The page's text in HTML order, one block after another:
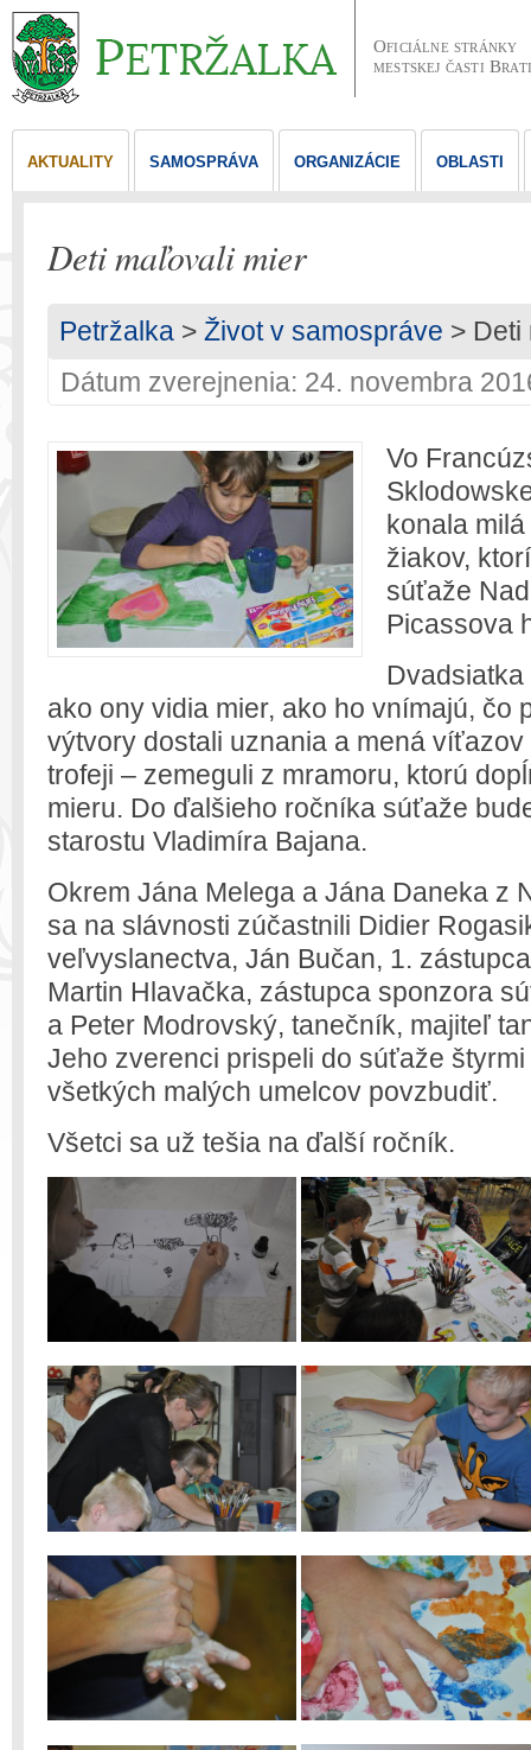
Oficiálne stránky
mestskej časti
AKTUALITY SAMOSPRÁVA ORGANIZÁCIE OBLASTI
Deti maľovali mier
Petržalka > Život v samospráve > Deti
Dátum zverejnenia: 24. novembra
Vo
konala
žiakov,
súťaže
Picassova
ako ony vidia mier, ako ho vnímajú, čo
výtvory dostali uznania a mená
trofeji – zemeguli z mramoru, ktorú
mieru. Do ďalšieho ročníka súťaže
starostu Vladimíra Bajana.
Okrem Jána Melega a Jána Daneka z
sa na slávnosti zúčastnili Didier
veľvyslanectva, Ján Bučan, 1.
Martin Hlavačka, zástupca sponzora
a Peter Modrovský, tanečník, majiteľ
Jeho zverenci prispeli do súťaže
všetkých malých umelcov povzbudiť.
Všetci sa už tešia na ďalší ročník.